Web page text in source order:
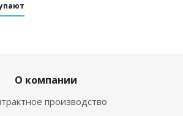
О компании
производство